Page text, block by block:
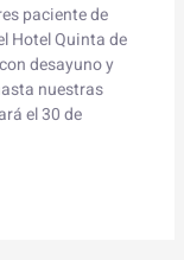
paciente de
Hotel Quinta de
desayuno y
nuestras
el 30 de